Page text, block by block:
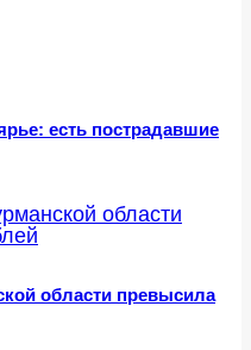
есть пострадавшие
области превысила